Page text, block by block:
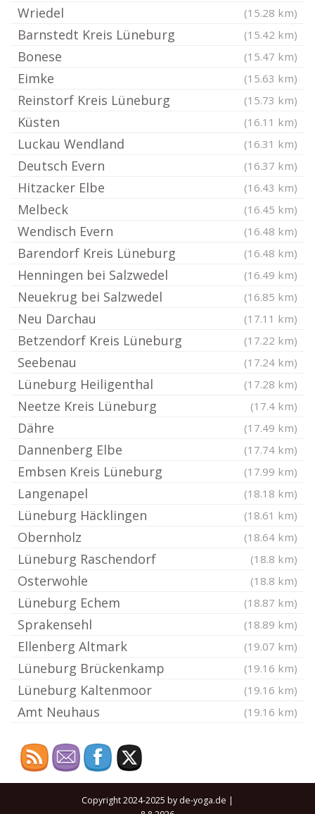
Wriedel (15.28 km)
Barnstedt Kreis Lüneburg (15.42 km)
Bonese (15.47 km)
Eimke (15.63 km)
Reinstorf Kreis Lüneburg (15.73 km)
Küsten (16.11 km)
Luckau Wendland (16.31 km)
Deutsch Evern (16.37 km)
Hitzacker Elbe (16.43 km)
Melbeck (16.45 km)
Wendisch Evern (16.48 km)
Barendorf Kreis Lüneburg (16.48 km)
Henningen bei Salzwedel (16.49 km)
Neuekrug bei Salzwedel (16.85 km)
Neu Darchau (17.11 km)
Betzendorf Kreis Lüneburg (17.22 km)
Seebenau (17.24 km)
Lüneburg Heiligenthal (17.28 km)
Neetze Kreis Lüneburg (17.4 km)
Dähre (17.49 km)
Dannenberg Elbe (17.74 km)
Embsen Kreis Lüneburg (17.99 km)
Langenapel (18.18 km)
Lüneburg Häcklingen (18.61 km)
Obernholz (18.64 km)
Lüneburg Raschendorf (18.8 km)
Osterwohle (18.8 km)
Lüneburg Echem (18.87 km)
Sprakensehl (18.89 km)
Ellenberg Altmark (19.07 km)
Lüneburg Brückenkamp (19.16 km)
Lüneburg Kaltenmoor (19.16 km)
Amt Neuhaus (19.16 km)
Copyright 2024-2025 by de-yoga.de |